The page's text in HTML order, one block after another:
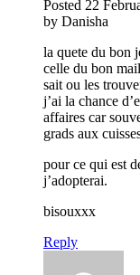
Posted 22
by Danisha
la quete du bon
celle du bon
sait ou les
j’ai la chance
affaires car
grads aux
pour ce qui est
j’adopterai.
bisouxxx
Reply